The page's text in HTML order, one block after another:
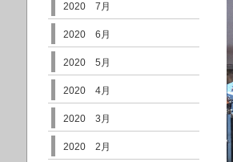
2020 7月
2020 6月
2020 5月
2020 4月
2020 3月
2020 2月